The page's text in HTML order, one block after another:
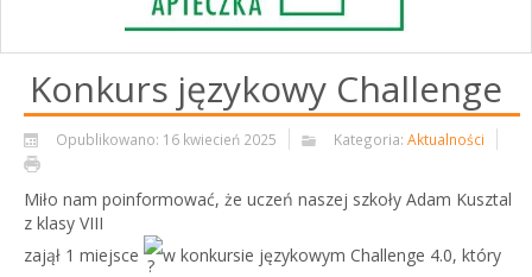
Konkurs językowy Challenge
Opublikowano: 16 kwiecień 2025 Kategoria: Aktualności
Miło nam poinformować, że uczeń naszej szkoły Adam Kusztal
z klasy VIII
zajął 1 miejsce
w konkursie językowym Challenge 4.0, który